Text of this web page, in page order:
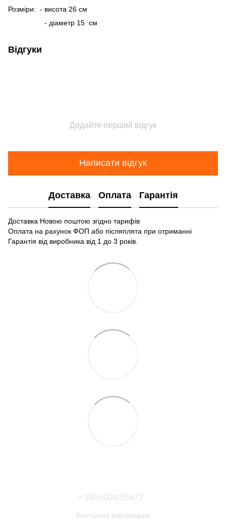
Розміри: - висота 26 см
- діаметр 15 см
Відгуки
Додайте перший відгук
Написати відгук
Доставка Оплата Гарантія
Доставка Новою поштою згідно тарифів
Оплата на рахунок ФОП або післяплята при отриманні
Гарантія від виробника від 1 до 3 років.
+380503835872
Контактна інформація